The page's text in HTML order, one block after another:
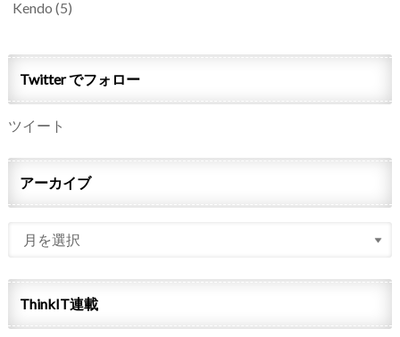
Kendo (5)
Twitter でフォロー
ツイート
アーカイブ
ThinkIT連載